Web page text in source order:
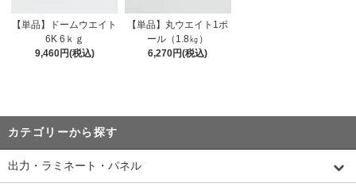
【単品】ドームウエイト
6K 6ｋｇ
9,460円(税込)
【単品】丸ウエイト1ポ
ール（1.8㎏）
6,270円(税込)
カテゴリーから探す
出力・ラミネート・パネル